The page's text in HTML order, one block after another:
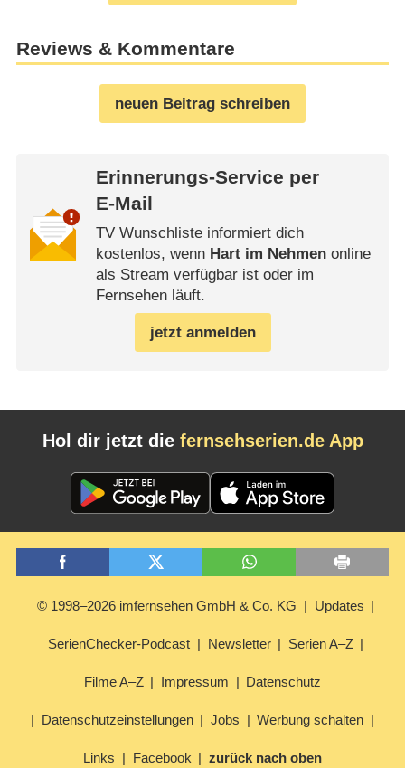
Reviews & Kommentare
neuen Beitrag schreiben
Erinnerungs-Service per
E-Mail
TV Wunschliste informiert dich
kostenlos, wenn Hart im Nehmenonline
als Stream verfügbar ist oder im
Fernsehen läuft.
jetzt anmelden
Hol dir jetzt die fernsehserien.de App
© 1998–2026 imfernsehen GmbH & Co. KG Updates
SerienChecker-Podcast Newsletter Serien A–Z
Filme A–Z Impressum Datenschutz
Datenschutzeinstellungen Jobs Werbung schalten
Links Facebook zurück nach oben